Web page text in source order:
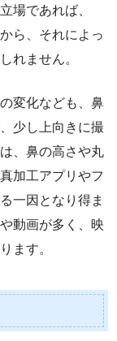
場であれば、
ら、それによっ
れません。
変化なども、鼻
少し上向きに撮
、鼻の高さや丸
加工アプリやフ
一因となり得ま
動画が多く、映
ます。